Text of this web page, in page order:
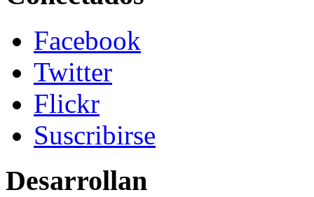
Facebook
Twitter
Flickr
Suscribirse
Desarrollan